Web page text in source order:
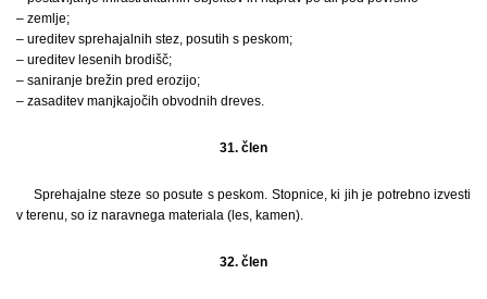
– zemlje;
– ureditev sprehajalnih stez, posutih s peskom;
– ureditev lesenih brodišč;
– saniranje brežin pred erozijo;
– zasaditev manjkajočih obvodnih dreves.
31. člen
Sprehajalne steze so posute s peskom. Stopnice, ki jih je potrebno izvesti
v terenu, so iz naravnega materiala (les, kamen).
32. člen